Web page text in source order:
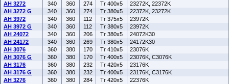
AH 3272
340 360 274 Tr 400x5
23272K, 22372K
AH 3272 G
340 360 274 Tr 380x5
22372K, 23272K
AH 3972
340 360 112 Tr 375x5
23972K
AH 3972 G
340 360 112 Tr 380x5
23972K
AH 24072
340 360 206 Tr 380x5
24072K30
AH 24172
340 360 269 Tr 380x5
24172K30
AH 3076
360 380 170 Tr 410x5
23076K
AH 3076 G
360 380 170 Tr 400x5
23076K, C3076K
AH 3176
360 380 232 Tr 420x5
23176K
AH 3176 G
360 380 232 Tr 400x5
23176K, C3176K
AH 3276
360 380 284 Tr 420x5
22376K